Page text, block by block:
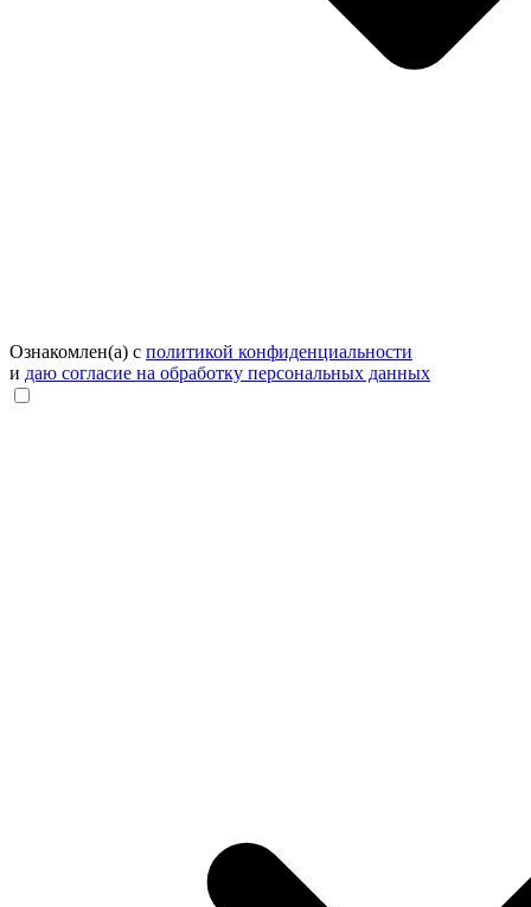
Ознакомлен(а) с политикой конфиденциальности
и даю согласие на обработку персональных данных